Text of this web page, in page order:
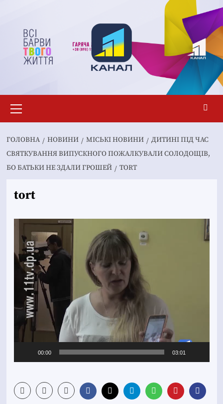
вмісту
меню
ГОЛОВНА НОВИНИ MІСЬКІ НОВИНИ
ДИТИНІ ПІД ЧАС
СВЯТКУВАННЯ ВИПУСКНОГО ПОЖАЛКУВАЛИ СОЛОДОЩІВ,
БО БАТЬКИ НЕ ЗДАЛИ ГРОШЕЙ
TORT
tort
Відеопрогравач
00:00 03:01